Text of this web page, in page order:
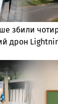
збили
дрон